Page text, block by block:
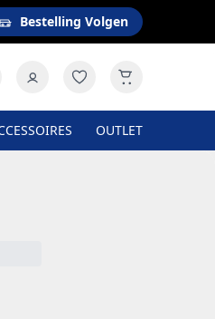
Bestelling Volgen
OUTLET